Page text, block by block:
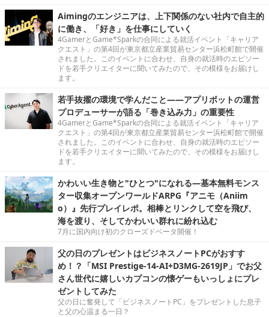
Aimingのエンジニアは、上下関係のない社内で自主的
に働き、「好き」を仕事にしていく
4GamerとGame*Sparkの合同による就活イベント「キャリア
クエスト」の第4回が東京都立産業貿易センター浜松町館で開催
されました。このイベントに合わせ、自身の就活時のエピソー
ドを若手クリエイターに聞いてみたので、その模様をお届けし
ます。
若手抜擢の環境で学んだこと――アプリボットの運営
プロデューサーが語る「巻き込み力」の重要性
4GamerとGame*Sparkの合同による就活イベント「キャリア
クエスト」の第4回が東京都立産業貿易センター浜松町館で開催
されました。このイベントに合わせ、自身の就活時のエピソー
ドを若手クリエイターに聞いてみたので、その模様をお届けし
ます。
かわいい生き物と"ひとつ"になれる―基本無料モンス
ター収集オープンワールドARPG『アニモ（Aniim
o）』先行プレイレポ。相棒とリンクして空を飛び、
海を渡り、そしてかわいい群れに紛れ込む
7月に国内向け初のクローズドベータ開催！
父の日のプレゼントはビジネスノートPCがおすす
め！？「MSI Prestige-14-AI+D3MG-2619JP」でお父
さん世代に嬉しいカプコンの懐ゲーもいっしょにプレ
ゼントしてみた
父の日に奮発して「ビジネスノートPC」をプレゼントした息子
と父の心温まる一日？